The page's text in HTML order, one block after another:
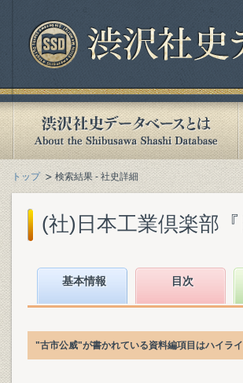
トップ 検索結果 - 社史詳細
(社)日本工業倶楽部
基本情報 目次
"古市公威"が書かれている資料編項目はハイライ